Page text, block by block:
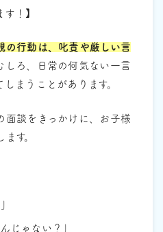
！】
の行動は、叱責や厳しい言
しろ、日常の何気ない一言
まうことがあります。
面談をきっかけに、お子様
す。
じゃない？」